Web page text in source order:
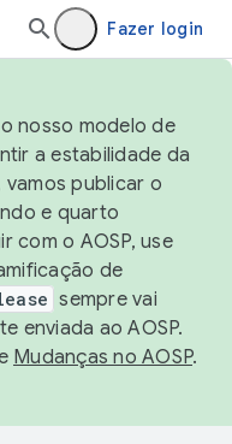
Fazer login
nosso modelo de
a estabilidade da
publicar o
e quarto
com o AOSP, use
de
sempre vai
enviada ao AOSP.
Mudanças no AOSP.